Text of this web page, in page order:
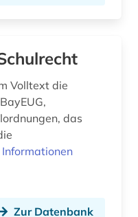
Volltext die
das
Informationen
Zur Datenbank